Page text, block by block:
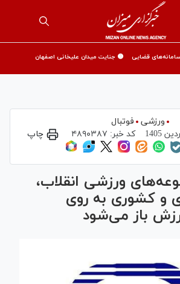
قضایی 🟡 جنایت میدان علیخانی اصفهان
ورزشی
فوتبال
کد خبر: ۴۸۹۰۳۸۷ چاپ
ورزشی انقلاب،
و کشوری به روی
باز می‌شود